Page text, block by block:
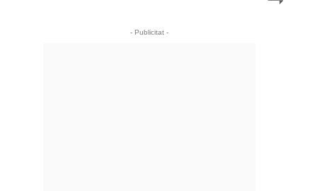
- Publicitat -